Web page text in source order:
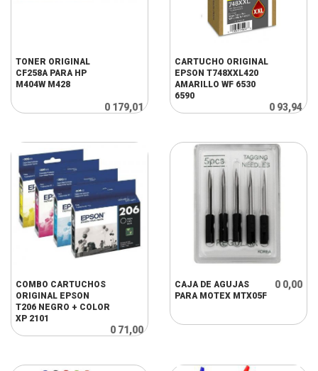
TONER ORIGINAL
CF258A PARA HP
M404W M428
0 179,01
CARTUCHO ORIGINAL
EPSON T748XXL420
AMARILLO WF 6530
6590
0 93,94
COMBO CARTUCHOS
ORIGINAL EPSON
T206 NEGRO + COLOR
XP 2101
0 71,00
CAJA DE AGUJAS
PARA MOTEX MTX05F
0 0,00